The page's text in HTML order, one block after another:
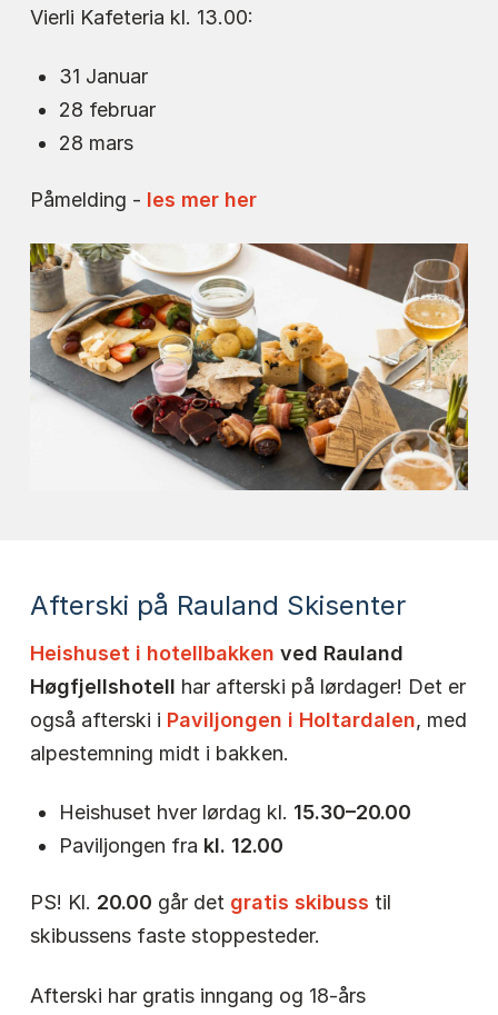
Vierli Kafeteria kl. 13.00:
31 Januar
28 februar
28 mars
Påmelding - les mer her
Afterski på Rauland Skisenter
Heishuset i hotellbakken ved Rauland
Høgfjellshotell har afterski på lørdager! Det er
også afterski i Paviljongen i Holtardalen, med
alpestemning midt i bakken.
Heishuset hver lørdag kl. 15.30–20.00
Paviljongen fra kl. 12.00
PS! Kl. 20.00 går det gratis skibuss til
skibussens faste stoppesteder.
Afterski har gratis inngang og 18-års